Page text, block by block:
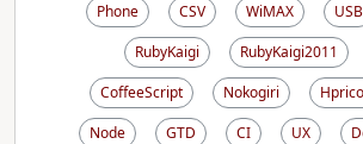
Phone
CSV WiMAX USB
RubyKaigi
RubyKaigi2011
CoffeeScript
Nokogiri
Node
GTD CI UX